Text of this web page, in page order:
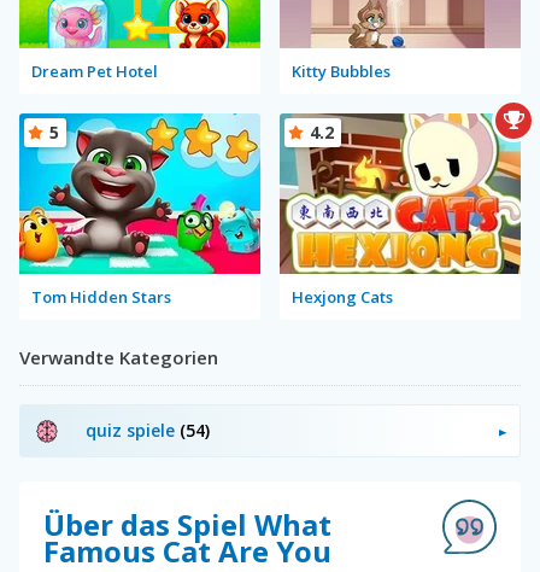
Dream Pet Hotel Kitty Bubbles
Tom Hidden Stars
5
Hexjong Cats
4.2
Verwandte Kategorien
quiz spiele (54)
Über das Spiel What
Famous Cat Are You